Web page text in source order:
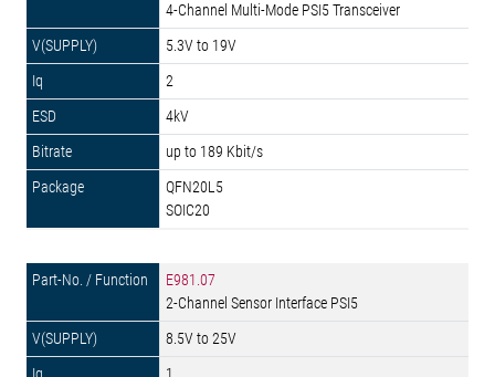
4-Channel Multi-Mode PSI5 Transceiver
5.3V to 19V
2
4kV
up to 189 Kbit/s
QFN20L5
SOIC20
E981.07
2-Channel Sensor Interface PSI5
8.5V to 25V